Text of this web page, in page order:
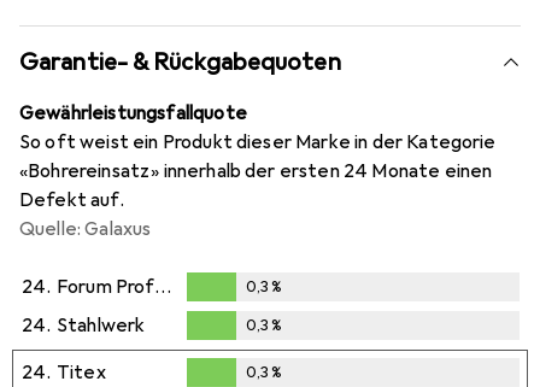
Garantie- & Rückgabequoten
Gewährleistungsfallquote
So oft weist ein Produkt dieser Marke in der Kategorie
«Bohrereinsatz» innerhalb der ersten 24 Monate einen
Defekt auf.
Quelle: Galaxus
24. Forum Professional Solutions
0,3%
0,3%
24. Stahlwerk
0,3%
0,3%
24. Titex 0,3%